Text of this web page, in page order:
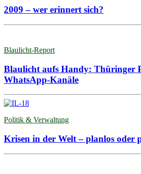
2009 – wer erinnert sich?
Blaulicht-Report
Blaulicht aufs Handy: Thüringer
WhatsApp-Kanäle
Politik & Verwaltung
Krisen in der Welt – planlos oder